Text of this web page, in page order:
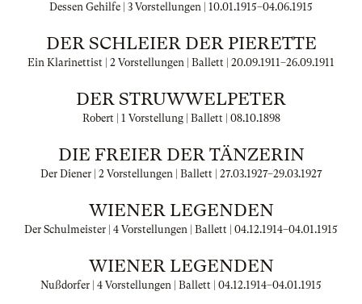
Dessen Gehilfe | 3 Vorstellungen | 10.01.1915–04.06.1915
DER SCHLEIER DER PIERETTE
Ein Klarinettist | 2 Vorstellungen | Ballett | 20.09.1911–26.09.1911
DER STRUWWELPETER
Robert | 1 Vorstellung | Ballett | 08.10.1898
DIE FREIER DER TÄNZERIN
Der Diener | 2 Vorstellungen | Ballett | 27.03.1927–29.03.1927
WIENER LEGENDEN
Der Schulmeister | 4 Vorstellungen | Ballett | 04.12.1914–04.01.1915
WIENER LEGENDEN
Nußdorfer | 4 Vorstellungen | Ballett | 04.12.1914–04.01.1915